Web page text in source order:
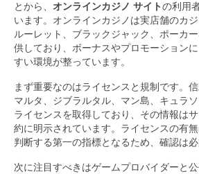
とから、 オンラインカジノ サイトの利用
います。オンラインカジノは実店舗のカジ
ルーレット、ブラックジャック、ポーカ
供しており、ボーナスやプロモーション
すい環境が整っています。
まず重要なのはライセンスと規制です。
マルタ、ジブラルタル、マン島、キュラ
ライセンスを取得しており、その情報は
約に明示されています。ライセンスの有
判断する第一の指標となるため、確認は必
次に注目すべきはゲームプロバイダーと